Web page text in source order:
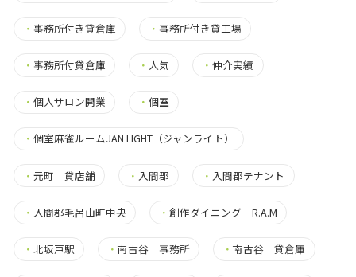
・ 事務所付き貸倉庫 ・ 事務所付き貸工場
・ 事務所付貸倉庫 ・ 人気 ・仲介実績
・ 個人サロン開業 ・個室
・ 個室麻雀ルームJAN LIGHT（ジャンライト）
・ 元町 貸店舗 ・ 入間郡 ・ 入間郡テナント
・ 入間郡毛呂山町中央 ・創作ダイニング R.A.M
・ 北坂戸駅 ・南古谷 事務所 ・南古谷 貸倉庫